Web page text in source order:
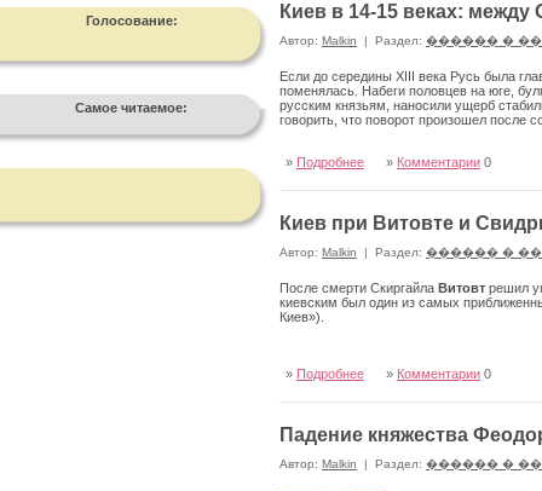
Голосование:
Самое читаемое:
Киев в 14-15 веках:
Автор: Malkin | Раздел: ������ �
Если до середины XIII века Русь была
поменялась. Набеги половцев на юге,
русским князьям, наносили ущерб
говорить, что поворот произошел после
» Подробнее » Комментарии 0
Киев при Витовте и
Автор: Malkin | Раздел: ������ �
После смерти Скиргайла Витовт решил
киевским был один из самых
Киев»).
» Подробнее » Комментарии 0
Падение княжества
Автор: Malkin | Раздел: ������ �